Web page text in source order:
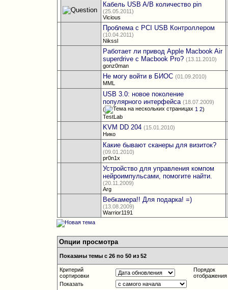
Кабель USB A/B количество pin
(25.05.2011)
Vicious
Проблема с PCI USB Контроллером
(10.04.2011)
Nikssl
Работает ли привод Apple Macbook Air
superdrive с Macbook Pro? (13.11.2010)
gonz0man
Не могу войти в БИОС (01.09.2010)
MML
USB 3.0: новое поколение
популярного интерфейса (18.07.2009)
(
1 2)
TestLab
KVM DD 204 (15.01.2010)
Нико
Какие бывают сканеры для визиток?
(09.01.2010)
pr0n1x
Устройство для управления компом
нейроимпульсами, помогите найти.
(20.11.2009)
Arg
Вебкамера!! Для подарка! =)
(13.08.2009)
Warrior1191
Опции просмотра
Показаны темы с 26 по 50 из 52
Критерий
сортировки
Порядок
отображения
Показать